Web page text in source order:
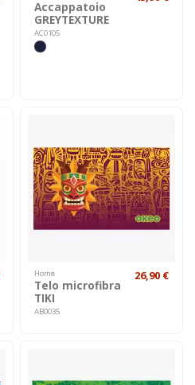
Accappatoio
GREYTEXTURE
AC0105
Home
Telo microfibra
TIKI
AB0035
26,90 €